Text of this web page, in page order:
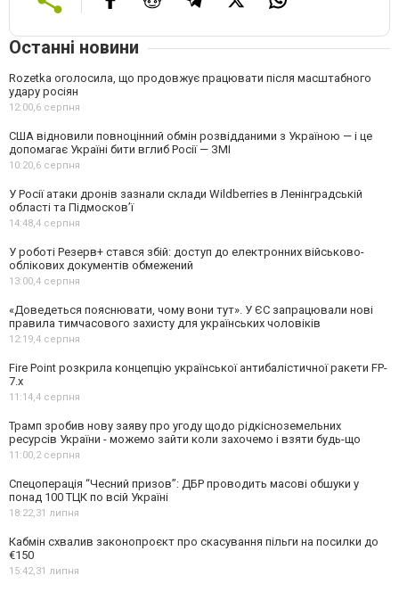
Останні новини
Rozetka оголосила, що продовжує працювати після масштабного
удару росіян
12:00,6 серпня
США відновили повноцінний обмін розвідданими з Україною — і це
допомагає Україні бити вглиб Росії — ЗМІ
10:20,6 серпня
У Росії атаки дронів зазнали склади Wildberries в Ленінградській
області та Підмосков’ї
14:48,4 серпня
У роботі Резерв+ стався збій: доступ до електронних військово-
облікових документів обмежений
13:00,4 серпня
«Доведеться пояснювати, чому вони тут». У ЄС запрацювали нові
правила тимчасового захисту для українських чоловіків
12:19,4 серпня
Fire Point розкрила концепцію української антибалістичної ракети FP-
7.x
11:14,4 серпня
Трамп зробив нову заяву про угоду щодо рідкісноземельних
ресурсів України - можемо зайти коли захочемо і взяти будь-що
11:00,2 серпня
Спецоперація “Чесний призов”: ДБР проводить масові обшуки у
понад 100 ТЦК по всій Україні
18:22,31 липня
Кабмін схвалив законопроєкт про скасування пільги на посилки до
€150
15:42,31 липня